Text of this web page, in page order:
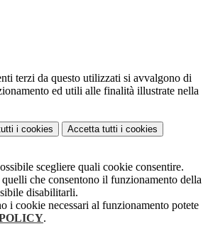
terzi da questo utilizzati si avvalgono di
ed utili alle finalità illustrate nella
i cookies Accetta tutti i cookies
scegliere quali cookie consentire.
che consentono il funzionamento della
disabilitarli.
i cookie necessari al funzionamento potete
.